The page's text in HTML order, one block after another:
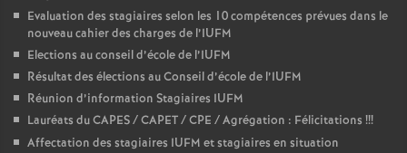
Evaluation des stagiaires selon les 10 compétences prévues dans le
nouveau cahier des charges de l’IUFM
Elections au conseil d’école de l’IUFM
Résultat des élections au Conseil d’école de l’IUFM
Réunion d’information Stagiaires IUFM
Lauréats du CAPES / CAPET / CPE / Agrégation : Félicitations !!!
Affectation des stagiaires IUFM et stagiaires en situation